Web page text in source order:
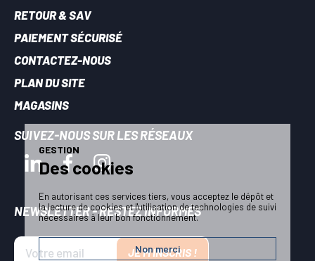
RETOUR & SAV
PAIEMENT SÉCURISÉ
CONTACTEZ-NOUS
PLAN DU SITE
MAGASINS
SUIVEZ-NOUS SUR LES RÉSEAUX
NEWSLETTER - RESTEZ INFORMÉS
JE M'INSCRIS !
GESTION
Des cookies
En autorisant ces services tiers, vous acceptez le dépôt et
la lecture de cookies et l'utilisation de technologies de suivi
nécessaires à leur bon fonctionnement.
Non merci